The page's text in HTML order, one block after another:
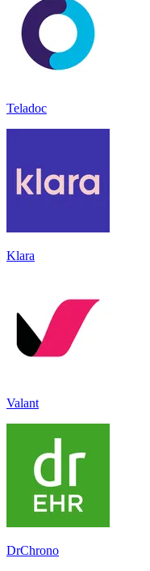
Teladoc
Klara
Valant
DrChrono